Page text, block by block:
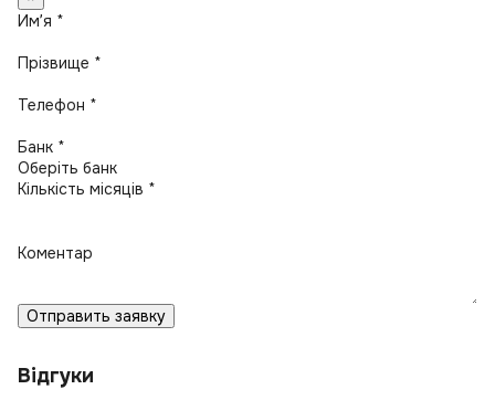
Имʼя *
Прізвище *
Телефон *
Банк *
Кількість місяців *
Коментар
Отправить заявку
Відгуки